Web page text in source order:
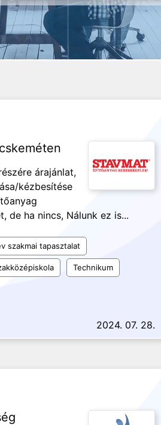
árajánlat,
kézbesítése
de ha nincs, Nálunk ez is...
szakmai tapasztalat
Technikum
2024. 07. 28.